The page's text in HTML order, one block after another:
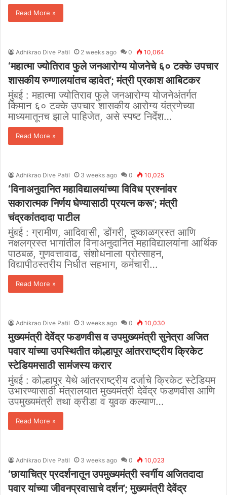
Read More »
Adhikrao Dive Patil 2 weeks ago 0 10,064
‘महात्मा ज्योतिराव फुले जनआरोग्य योजनेचे ६० टक्के उपचार
शासकीय रुग्णालयांतच व्हावेत’; मंत्री प्रकाश आबिटकर
मुंबई : महात्मा ज्योतिराव फुले जनआरोग्य योजनेअंतर्गत
किमान ६० टक्के उपचार शासकीय आरोग्य यंत्रणेच्या
माध्यमातूनच झाले पाहिजेत, असे स्पष्ट निर्देश…
Read More »
Adhikrao Dive Patil 3 weeks ago 0 10,025
‘विनाअनुदानित महाविद्यालयांच्या विविध प्रश्नांवर
सकारात्मक निर्णय घेण्यासाठी प्रयत्न करू’; मंत्री
चंद्रकांतदादा पाटील
मुंबई : ग्रामीण, आदिवासी, डोंगरी, दुष्काळग्रस्त आणि
नक्षलग्रस्त भागांतील विनाअनुदानित महाविद्यालयांना आर्थिक
पाठबळ, गुणवत्तावाढ, संशोधनाला प्रोत्साहन,
विद्यापीठस्तरीय निधीत सहभाग, कर्मचारी…
Read More »
Adhikrao Dive Patil 3 weeks ago 0 10,030
मुख्यमंत्री देवेंद्र फडणवीस व उपमुख्यमंत्री सुनेत्रा अजित
पवार यांच्या उपस्थितीत कोल्हापूर आंतरराष्ट्रीय क्रिकेट
स्टेडियमसाठी सामंजस्य करार
मुंबई : कोल्हापूर येथे आंतरराष्ट्रीय दर्जाचे क्रिकेट स्टेडियम
उभारण्यासाठी मंत्रालयात मुख्यमंत्री देवेंद्र फडणवीस आणि
उपमुख्यमंत्री तथा क्रीडा व युवक कल्याण…
Read More »
Adhikrao Dive Patil 3 weeks ago 0 10,023
‘छायाचित्र प्रदर्शनातून उपमुख्यमंत्री स्वर्गीय अजितदादा
पवार यांच्या जीवनप्रवासाचे दर्शन’; मुख्यमंत्री देवेंद्र